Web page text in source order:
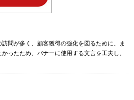
問が多く、顧客獲得の強化を図るために、ま
ったため、バナーに使用する文言を工夫し、